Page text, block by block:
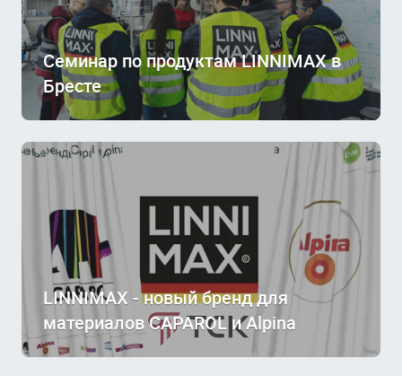
Семинар по продуктам LINNIMAX в
Бресте
LINNIMAX - новый бренд для
материалов CAPAROL и Alpina